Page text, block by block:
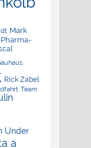
Mark
Rick Zabel
Team
Under
a